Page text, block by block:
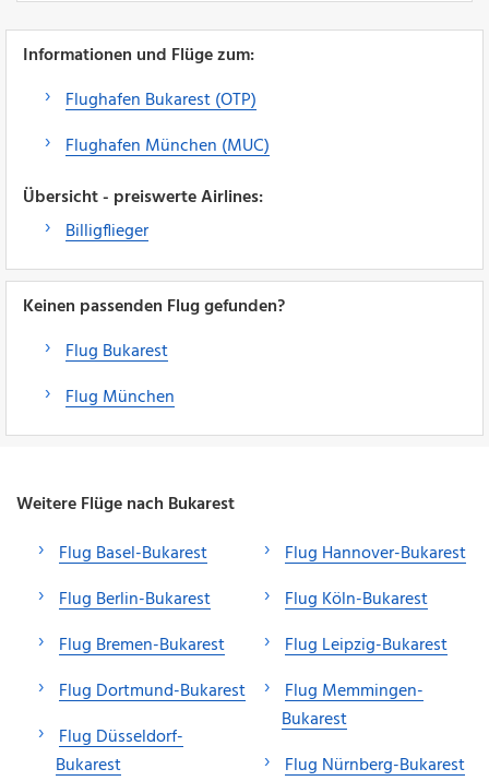
Informationen und Flüge zum:
Flughafen Bukarest (OTP)
Flughafen München (MUC)
Übersicht - preiswerte Airlines:
Billigflieger
Keinen passenden Flug gefunden?
Flug Bukarest
Flug München
Weitere Flüge nach Bukarest
Flug Basel-Bukarest
Flug Berlin-Bukarest
Flug Bremen-Bukarest
Flug Dortmund-Bukarest
Flug Düsseldorf-
Bukarest
Flug Hannover-Bukarest
Flug Köln-Bukarest
Flug Leipzig-Bukarest
Flug Memmingen-
Bukarest
Flug Nürnberg-Bukarest